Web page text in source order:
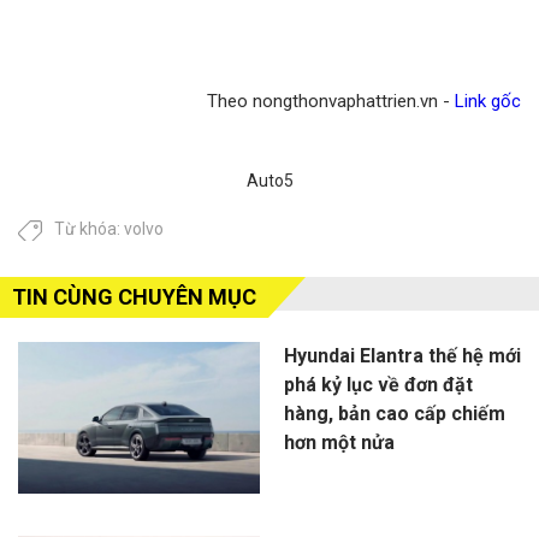
Theo nongthonvaphattrien.vn - Link gốc
Auto5
Từ khóa: volvo
TIN CÙNG CHUYÊN MỤC
Hyundai Elantra thế hệ mới
phá kỷ lục về đơn đặt
hàng, bản cao cấp chiếm
hơn một nửa